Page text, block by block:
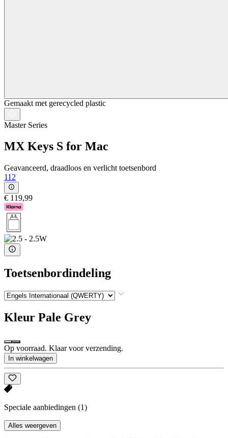
Gemaakt met gerecycled plastic
Master Series
MX Keys S for Mac
Geavanceerd, draadloos en verlicht toetsenbord
112
€ 119,99
Toetsenbordindeling
Kleur Pale Grey
Op voorraad. Klaar voor verzending.
In winkelwagen
Speciale aanbiedingen (1)
Alles weergeven